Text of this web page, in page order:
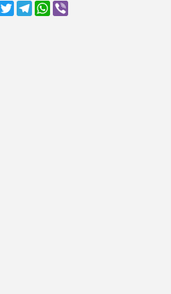
Facebook
TwitterTelegramWhatsApp